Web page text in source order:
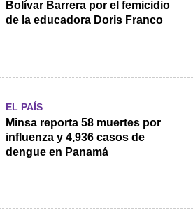
Bolívar Barrera por el femicidio
de la educadora Doris Franco
EL PAÍS
Minsa reporta 58 muertes por
influenza y 4,936 casos de
dengue en Panamá